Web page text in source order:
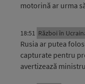
motorină ar urma
18:51 Război în
Rusia ar putea
capturate pentru
avertizează